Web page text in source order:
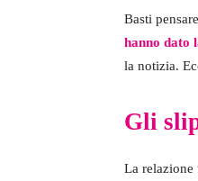
Basti
hanno dato
la notizia.
Gli
La relazione